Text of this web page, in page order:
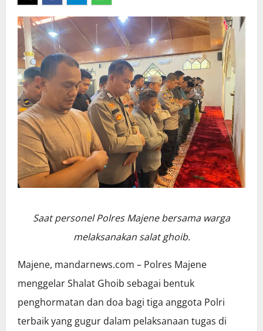
Saat personel Polres Majene bersama warga
melaksanakan salat ghoib.
Majene, mandarnews.com – Polres Majene
menggelar Shalat Ghoib sebagai bentuk
penghormatan dan doa bagi tiga anggota Polri
terbaik yang gugur dalam pelaksanaan tugas di